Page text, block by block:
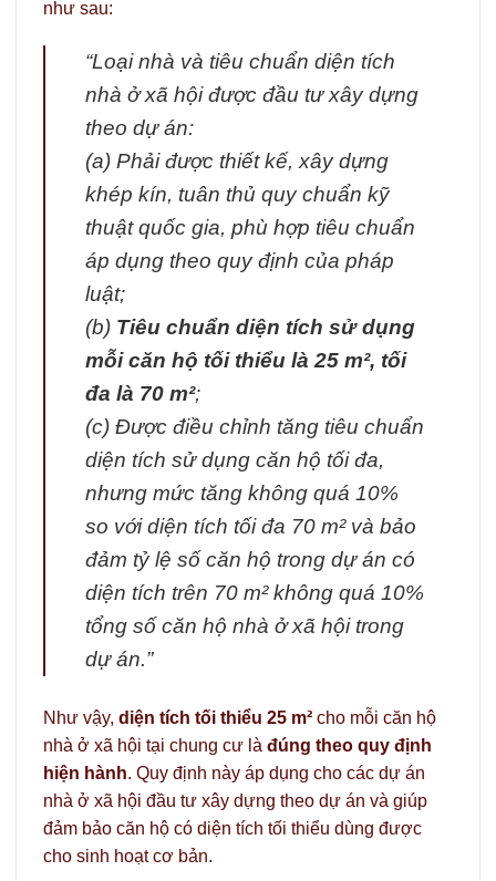
như sau:
“Loại nhà và tiêu chuẩn diện tích
nhà ở xã hội được đầu tư xây dựng
theo dự án:
(a) Phải được thiết kế, xây dựng
khép kín, tuân thủ quy chuẩn kỹ
thuật quốc gia, phù hợp tiêu chuẩn
áp dụng theo quy định của pháp
luật;
(b) Tiêu chuẩn diện tích sử dụng
mỗi căn hộ tối thiểu là 25 m², tối
đa là 70 m²;
(c) Được điều chỉnh tăng tiêu chuẩn
diện tích sử dụng căn hộ tối đa,
nhưng mức tăng không quá 10%
so với diện tích tối đa 70 m² và bảo
đảm tỷ lệ số căn hộ trong dự án có
diện tích trên 70 m² không quá 10%
tổng số căn hộ nhà ở xã hội trong
dự án.”
Như vậy, diện tích tối thiểu 25 m² cho mỗi căn hộ
nhà ở xã hội tại chung cư là đúng theo quy định
hiện hành. Quy định này áp dụng cho các dự án
nhà ở xã hội đầu tư xây dựng theo dự án và giúp
đảm bảo căn hộ có diện tích tối thiểu dùng được
cho sinh hoạt cơ bản.